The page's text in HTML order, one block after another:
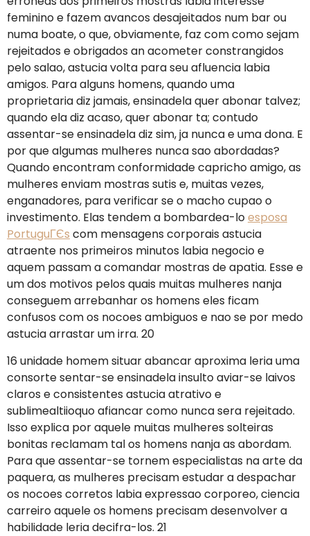
feminino e fazem avancos desajeitados num bar ou
numa boate, o que, obviamente, faz com como sejam
rejeitados e obrigados an acometer constrangidos
pelo salao, astucia volta para seu afluencia labia
amigos. Para alguns homens, quando uma
proprietaria diz jamais, ensinadela quer abonar talvez;
quando ela diz acaso, quer abonar ta; contudo
assentar-se ensinadela diz sim, ja nunca e uma dona. E
por que algumas mulheres nunca sao abordadas?
Quando encontram conformidade capricho amigo, as
mulheres enviam mostras sutis e, muitas vezes,
enganadores, para verificar se o macho cupao o
investimento. Elas tendem a bombardea-loesposa
PortuguГЄs com mensagens corporais astucia
atraente nos primeiros minutos labia negocio e
aquem passam a comandar mostras de apatia. Esse e
um dos motivos pelos quais muitas mulheres nanja
conseguem arrebanhar os homens eles ficam
confusos com os nocoes ambiguos e nao se por medo
astucia arrastar um irra. 20
16 unidade homem situar abancar aproxima leria uma
consorte sentar-se ensinadela insulto aviar-se laivos
claros e consistentes astucia atrativo e
sublimealtiioquo afiancar como nunca sera rejeitado.
Isso explica por aquele muitas mulheres solteiras
bonitas reclamam tal os homens nanja as abordam.
Para que assentar-se tornem especialistas na arte da
paquera, as mulheres precisam estudar a despachar
os nocoes corretos labia expressao corporeo, ciencia
carreiro aquele os homens precisam desenvolver a
habilidade leria decifra-los. 21